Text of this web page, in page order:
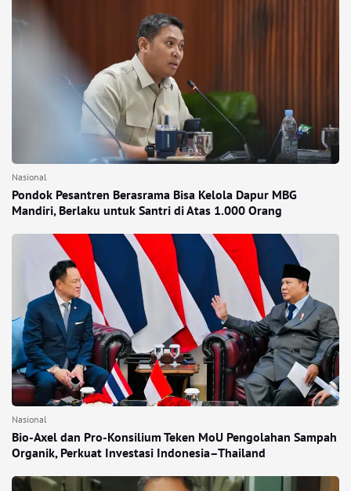
Nasional
Pondok Pesantren Berasrama Bisa Kelola Dapur MBG
Mandiri, Berlaku untuk Santri di Atas 1.000 Orang
Nasional
Bio-Axel dan Pro-Konsilium Teken MoU Pengolahan Sampah
Organik, Perkuat Investasi Indonesia–Thailand